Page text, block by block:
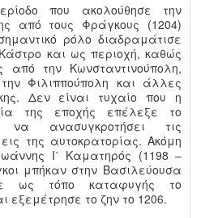
που ακολούθησε την
από τους Φράγκους (1204)
ρόλο διαδραμάτισε
και ως περιοχή, καθώς
από την Κωνσταντινούπολη,
Φιλιππούπολη και άλλες
Δεν είναι τυχαίο που η
της εποχής επέλεξε το
να ανασυγκροτήσει τις
της αυτοκρατορίας. Ακόμη
Ι΄ Καματηρός (1198 –
μπήκαν στην Βασιλεύουσα
ως τόπο καταφυγής το
εξεμέτρησε το ζην το 1206.